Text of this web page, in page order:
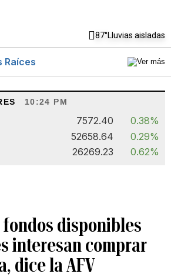
87°Lluvias aisladas
Raíces
10:24 PM
7572.40
0.38%
52658.64
0.29%
26269.23 0.62%
fondos disponibles
interesan comprar
dice la AFV